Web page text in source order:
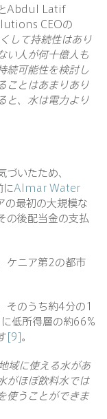
Abdul Latif
CEOの
くして持続性はあり
い人が何十億人も
続可能性を検討し
ことはあまりあり
と、水は電力より
いたため、
Almar Water
の最初の大規模な
の後配当金の支払
ケニア第2の都市
そのうち約4分の1
低所得層の約66%
[9]。
域に使える水があ
がほぼ飲料水では
使うことができま